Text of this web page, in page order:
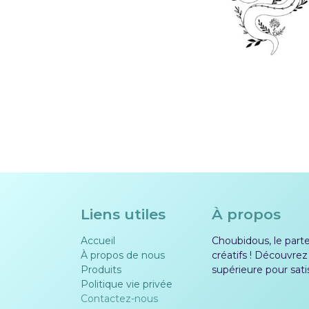
Liens utiles
Accueil
À propos de nous
Produits
Politique vie privée​​
Contactez-nous
À propos
Choubidous, le
créatifs !
supérieure pour